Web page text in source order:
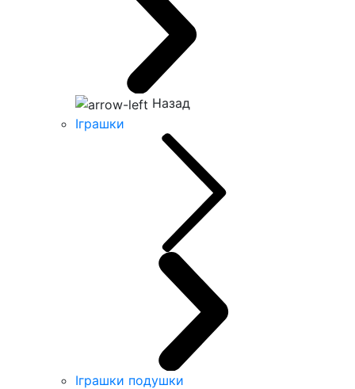
Назад
Іграшки
Іграшки подушки